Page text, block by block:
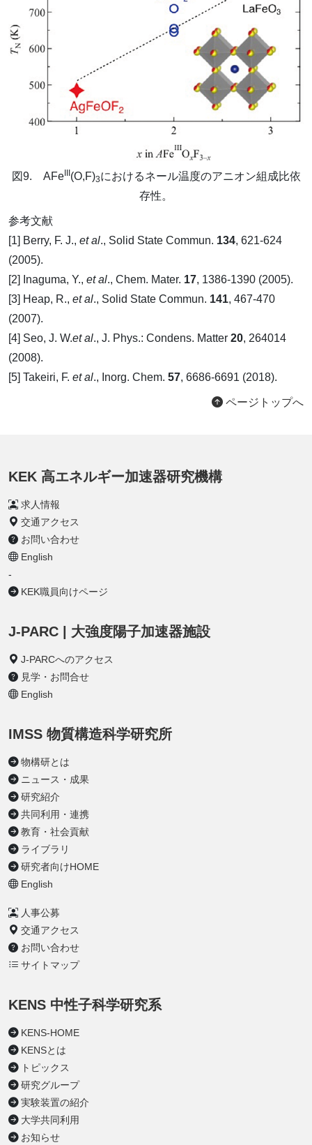
図9. AFe (O,F)3におけるネール温度のアニオン組成比依
存性。
参考文献
[1] Berry, F. J., et al., Solid State Commun. 134, 621-624
(2005).
[2] Inaguma, Y., et al., Chem. Mater. 17, 1386-1390 (2005).
[3] Heap, R., et al., Solid State Commun. 141, 467-470
(2007).
[4] Seo, J. W.et al., J. Phys.: Condens. Matter 20, 264014
(2008).
[5] Takeiri, F. et al., Inorg. Chem. 57, 6686-6691 (2018).
ページトップへ
KEK 高エネルギー加速器研究機構
求人情報
交通アクセス
お問い合わせ
English
-
KEK職員向けページ
J-PARC | 大強度陽子加速器施設
J-PARCへのアクセス
見学・お問合せ
English
IMSS 物質構造科学研究所
物構研とは
ニュース・成果
研究紹介
共同利用・連携
教育・社会貢献
ライブラリ
研究者向けHOME
English
人事公募
交通アクセス
お問い合わせ
サイトマップ
KENS 中性子科学研究系
KENS-HOME
KENSとは
トピックス
研究グループ
実験装置の紹介
大学共同利用
お知らせ